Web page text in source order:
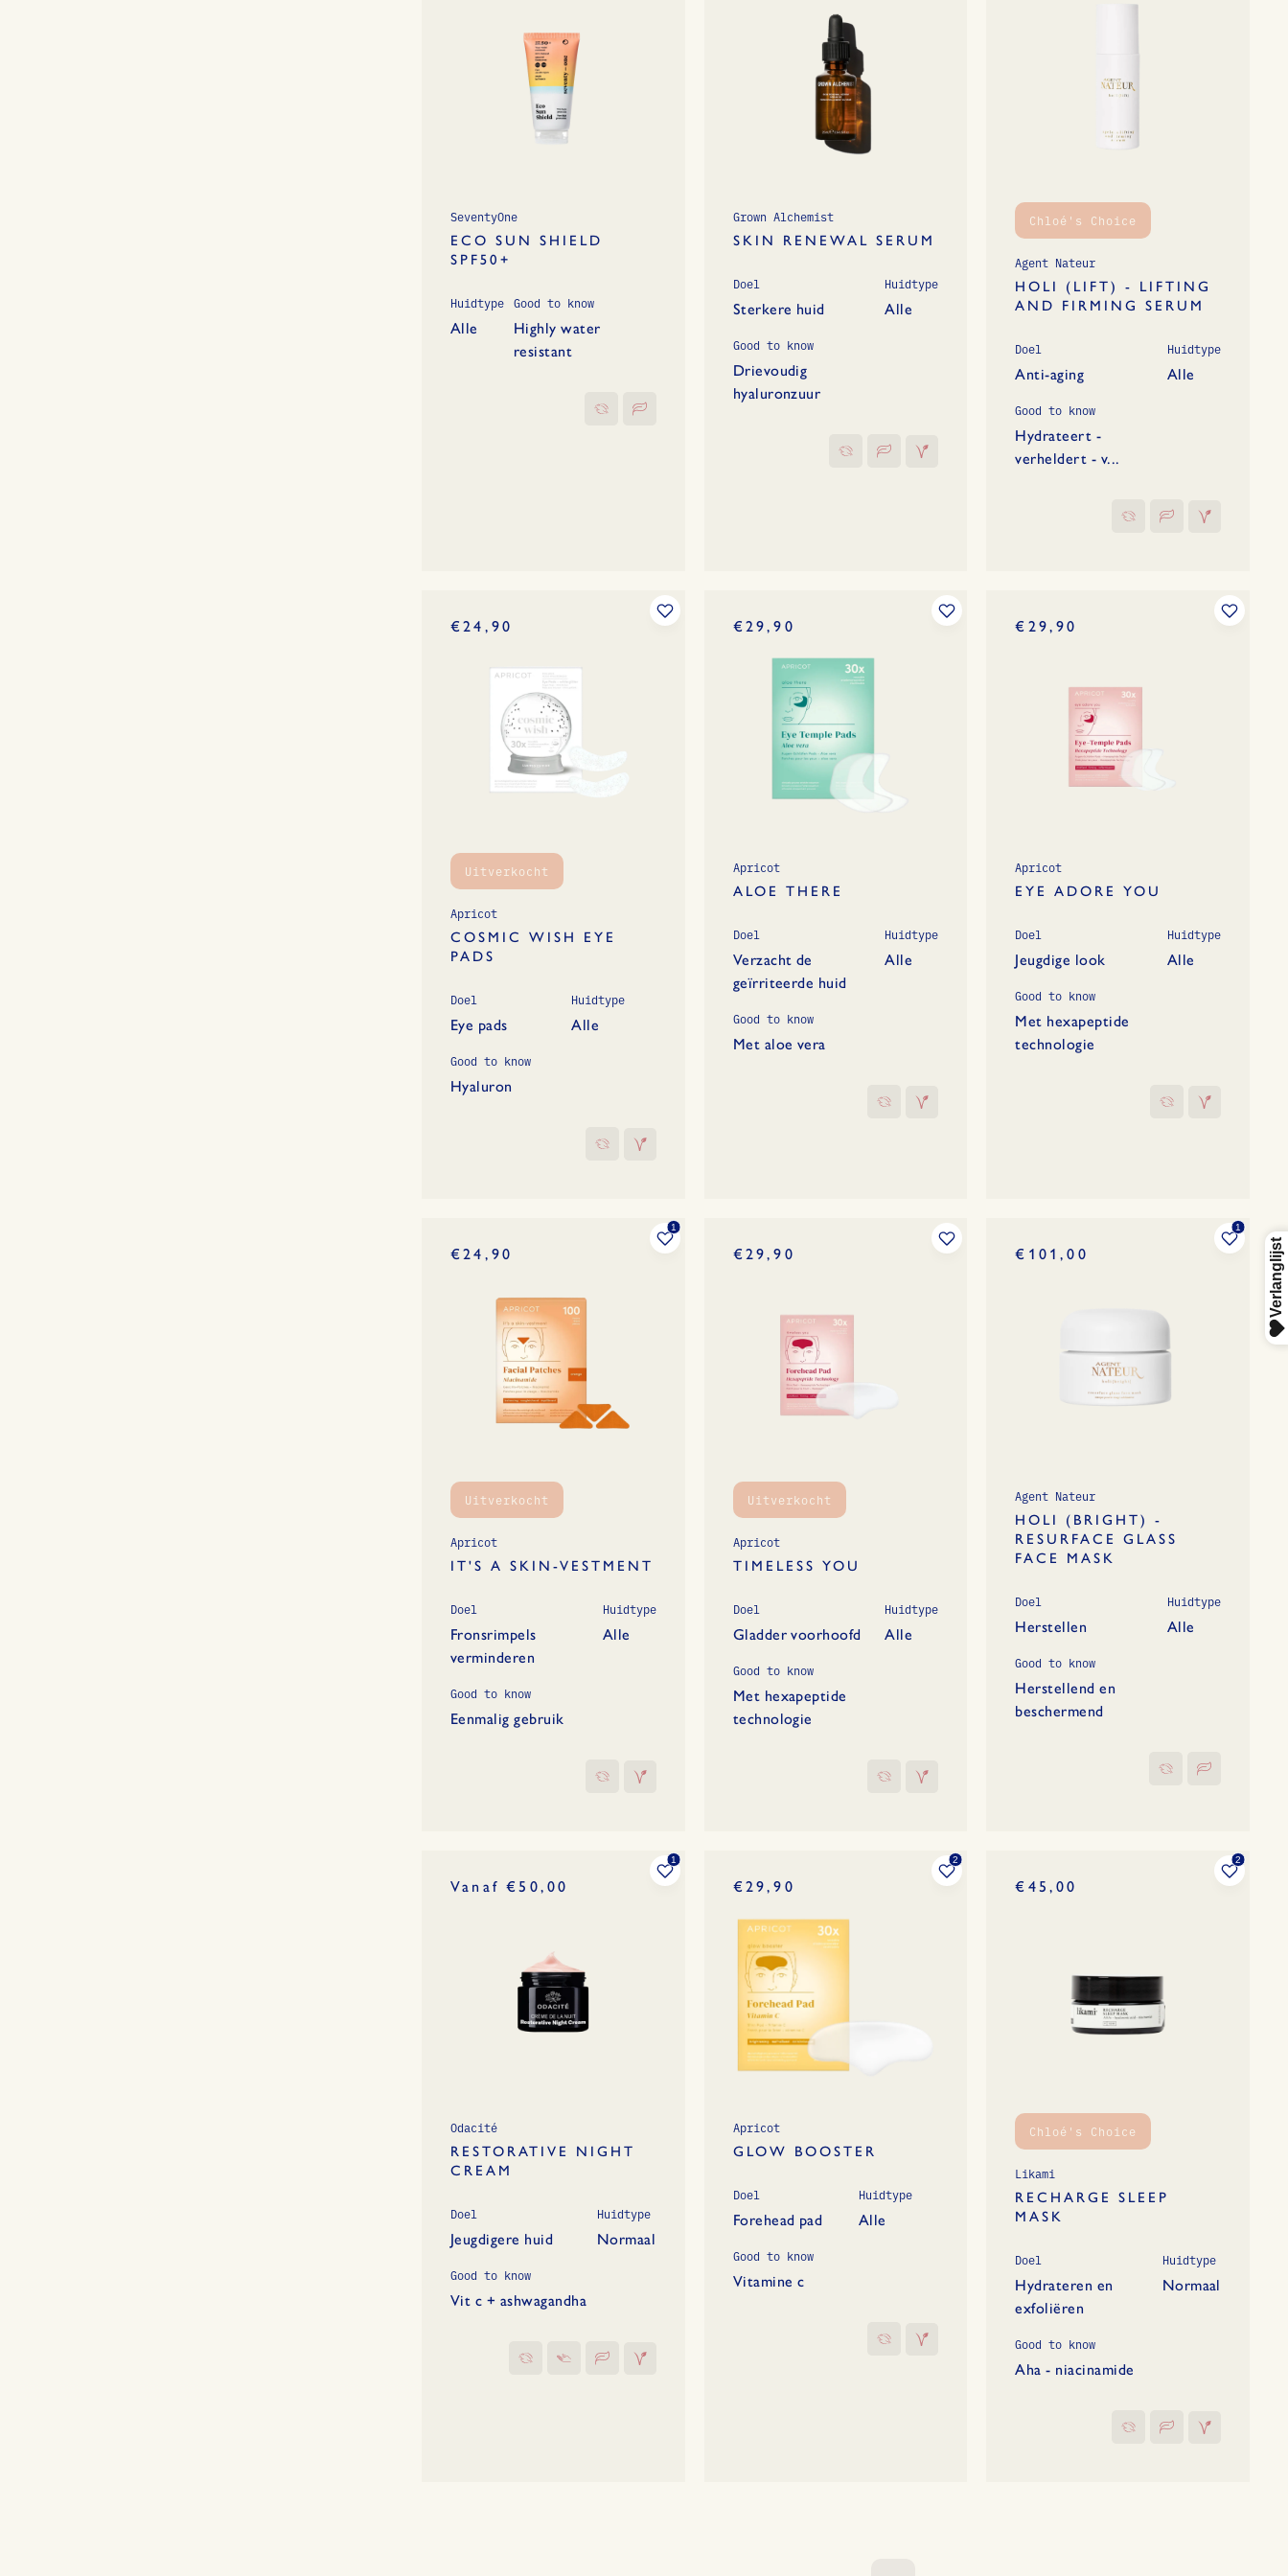
SeventyOne
ECO SUN SHIELD
SPF50+
Huidtype
Alle
Good to know
Highly water
resistant
Grown Alchemist
SKIN RENEWAL SERUM
Doel
Sterkere huid
Huidtype
Alle
Good to know
Drievoudig
hyaluronzuur
Chloé's Choice
Agent Nateur
HOLI (LIFT) - LIFTING
AND FIRMING SERUM
Doel
Anti-aging
Huidtype
Alle
Good to know
Hydrateert -
verheldert - v...
Uitverkocht
Apricot
COSMIC WISH EYE
PADS
€24,90
Doel
Eye pads
Huidtype
Alle
Good to know
Hyaluron
Apricot
ALOE THERE
€29,90
Doel
Verzacht de
geïrriteerde huid
Huidtype
Alle
Good to know
Met aloe vera
Apricot
EYE ADORE YOU
€29,90
Doel
Jeugdige look
Huidtype
Alle
Good to know
Met hexapeptide
technologie
Uitverkocht
Apricot
IT'S A SKIN-VESTMENT
€24,90
Doel
Fronsrimpels
verminderen
Huidtype
Alle
Good to know
Eenmalig gebruik
Uitverkocht
Apricot
TIMELESS YOU
€29,90
Doel
Gladder voorhoofd
Huidtype
Alle
Good to know
Met hexapeptide
technologie
Agent Nateur
HOLI (BRIGHT) -
RESURFACE GLASS
FACE MASK
€101,00
Doel
Herstellen
Huidtype
Alle
Good to know
Herstellend en
beschermend
Odacité
RESTORATIVE NIGHT
CREAM
Vanaf €50,00
Doel
Jeugdigere huid
Huidtype
Normaal
Good to know
Vit c + ashwagandha
Apricot
GLOW BOOSTER
€29,90
Doel
Forehead pad
Huidtype
Alle
Good to know
Vitamine c
Chloé's Choice
Likami
RECHARGE SLEEP
MASK
€45,00
Doel
Hydrateren en
exfoliëren
Huidtype
Normaal
Good to know
Aha - niacinamide